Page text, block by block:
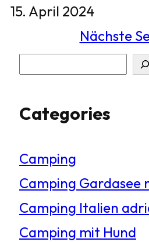
15. April 2024
Nächste
c
e
n
Categories
Camping
Camping Gardasee
Camping Italien
Camping mit Hund